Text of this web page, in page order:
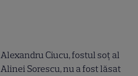
Alexandru Ciucu, fostul soț al
Alinei Sorescu, nu a fost lăsat